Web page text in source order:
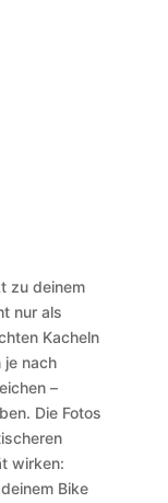
zu deinem
nur als
Kacheln
je nach
–
Die Fotos
wirken:
Bike